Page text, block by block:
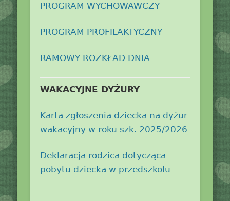
PROGRAM WYCHOWAWCZY
PROGRAM PROFILAKTYCZNY
RAMOWY ROZKŁAD DNIA
WAKACYJNE DYŻURY
Karta zgłoszenia dziecka na dyżur
wakacyjny w roku szk. 2025/2026
Deklaracja rodzica dotycząca
pobytu dziecka w przedszkolu